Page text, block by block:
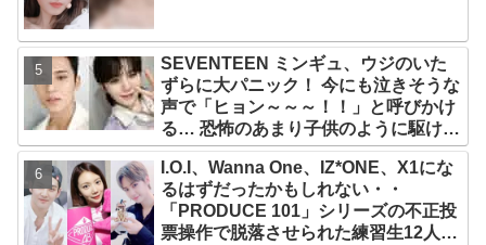
SEVENTEEN ミンギュ、ウジのいた
ずらに大パニック！ 今にも泣きそうな
声で「ヒョン～～～！！」と呼びかけ
る… 恐怖のあまり子供のように駆け出
す姿がかわいい
I.O.I、Wanna One、IZ*ONE、X1にな
るはずだったかもしれない・・
「PRODUCE 101」シリーズの不正投
票操作で脱落させられた練習生12人の